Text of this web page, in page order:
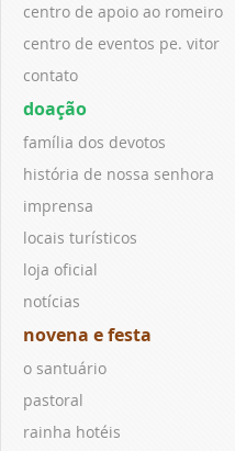
centro de apoio ao romeiro
centro de eventos pe. vitor
contato
doação
família dos devotos
história de nossa senhora
imprensa
locais turísticos
loja oficial
notícias
novena e festa
o santuário
pastoral
rainha hotéis